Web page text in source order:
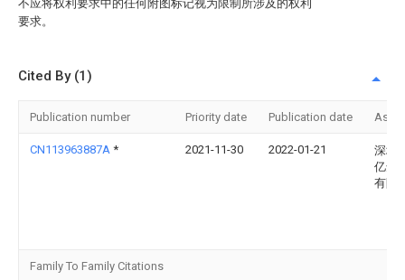
不应将权利要求中的任何附图标记视为限制所涉及的权利
要求。
Cited By (1)
Publication number Priority date Publication date
CN113963887A * 2021-11-30 2022-01-21
深圳
亿达
有限
Family To Family Citations